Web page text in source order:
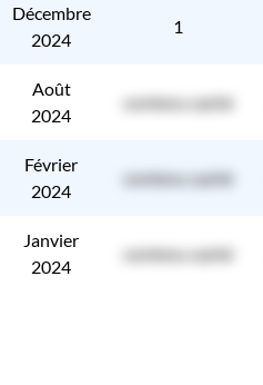
Décembre
2024
1
Août
2024
contenu caché
Février
2024
contenu caché
Janvier
2024
contenu caché